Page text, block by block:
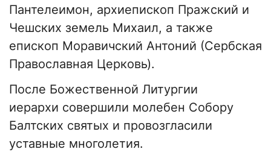
Пантелеимон, архиепископ Пражский и
Чешских земель Михаил, а также
епископ Моравичский Антоний (Сербская
Православная Церковь).
После Божественной Литургии
иерархи совершили молебен Собору
Балтских святых и провозгласили
уставные многолетия.